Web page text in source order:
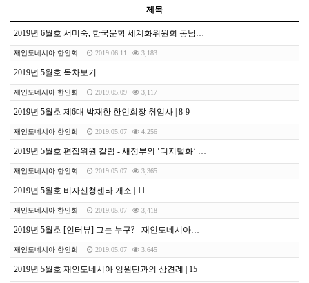
제목
2019년 6월호 서미숙, 한국문학 세계화위원회 동남아지부장 위촉 | 65
재인도네시아 한인회 2019.06.11 3,183
2019년 5월호 목차보기
재인도네시아 한인회 2019.05.09 3,117
2019년 5월호 제6대 박재한 한인회장 취임사 | 8-9
재인도네시아 한인회 2019.05.07 4,256
2019년 5월호 편집위원 칼럼 - 새정부의 ‘디지털화’ 정책 <황윤홍> | 10
재인도네시아 한인회 2019.05.07 3,365
2019년 5월호 비자신청센타 개소 | 11
재인도네시아 한인회 2019.05.07 3,418
2019년 5월호 [인터뷰] 그는 누구? - 재인도네시아한인회 김종헌 수석부회장 | 12-14
재인도네시아 한인회 2019.05.07 3,645
2019년 5월호 재인도네시아 임원단과의 상견례 | 15